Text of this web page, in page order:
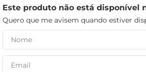
Este produto não está disponível
Quero que me avisem quando estiver
papel higiênico
cerveja